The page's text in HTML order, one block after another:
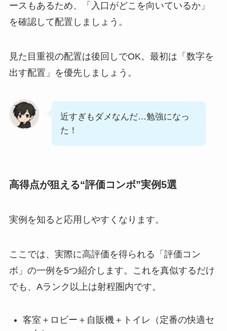
ースもあるため、「入口がどこを向いているか」
を確認して配置しましょう。
見た目重視の配置は後回しでOK。最初は「数字を
出す配置」を優先しましょう。
近すぎもダメなんだ…勉強になっ
た！
高得点が狙える“評価コンボ”実例5選
実例を知ると応用しやすくなります。
ここでは、実際に高評価を得られる「評価コン
ボ」の一例を5つ紹介します。これを真似するだけ
でも、Aランク以上は射程圏内です。
客室＋ロビー＋自販機＋トイレ（定番の快適セ